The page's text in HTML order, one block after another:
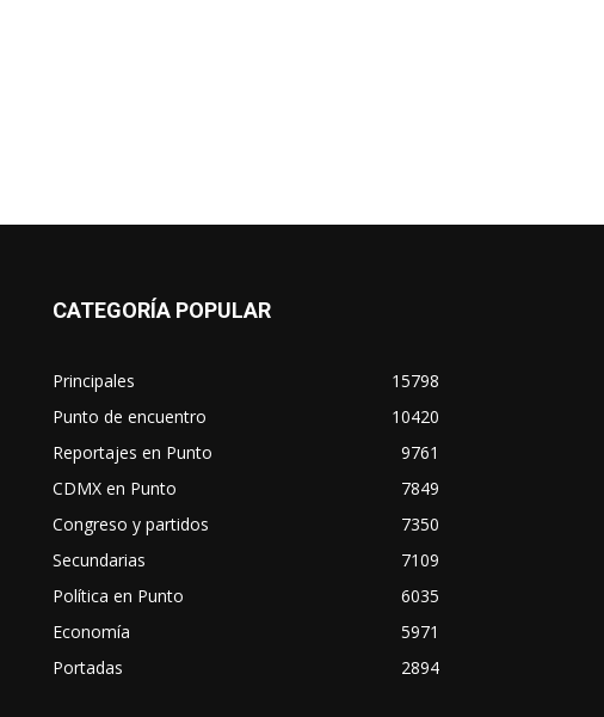
CATEGORÍA POPULAR
Principales
15798
Punto de encuentro
10420
Reportajes en Punto
9761
CDMX en Punto
7849
Congreso y partidos
7350
Secundarias
7109
Política en Punto
6035
Economía
5971
Portadas
2894